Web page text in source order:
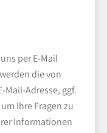
per E-Mail
die von
Mail-Adresse, ggf.
Ihre Fragen zu
Informationen